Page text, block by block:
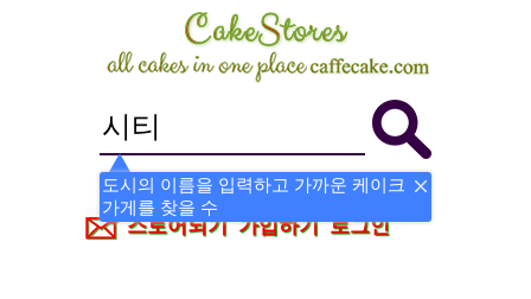
도시의 이름을 입력하고 가까운 케이크
가게를 찾을 수
스토어되기 가입하기 로그인